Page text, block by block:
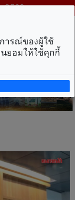
2569
ารณ์ของผู้ใช้
ยอมให้ใช้คุกกี้